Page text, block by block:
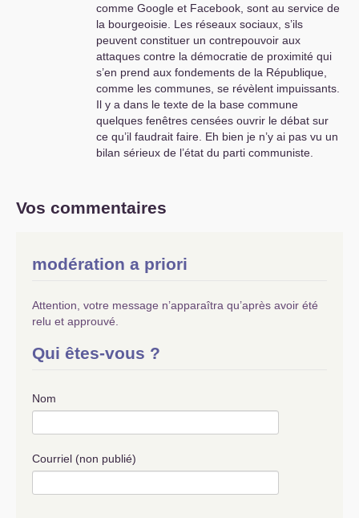
comme Google et Facebook, sont au service de
la bourgeoisie. Les réseaux sociaux, s’ils
peuvent constituer un contrepouvoir aux
attaques contre la démocratie de proximité qui
s’en prend aux fondements de la République,
comme les communes, se révèlent impuissants.
Il y a dans le texte de la base commune
quelques fenêtres censées ouvrir le débat sur
ce qu’il faudrait faire. Eh bien je n’y ai pas vu un
bilan sérieux de l’état du parti communiste.
ses élus, désaffection croissante de ses
militants… Si quelques aspects sont évoqués,
qui est en cause et que je crois
dizaines d’années et qui n’a pas tenu compte de
la nécessaire autonomie que devrait avoir un
parti révolutionnaire dans le contexte de rupture
avec un système en fin de course.
on obtient un paragraphe et on met un numéro
programme commun, en gauche plurielle, puis
enCUALet autre Front de Gauche nous ont fait
Vos commentaires
modération a priori
Attention, votre message n’apparaîtra qu’après avoir été
relu et approuvé.
Qui êtes-vous ?
Nom
Courriel (non publié)